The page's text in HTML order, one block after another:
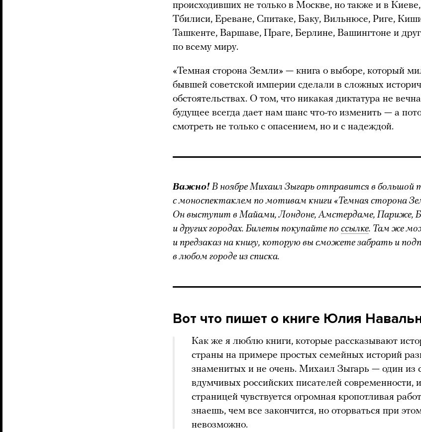
происходивших не только в Москве, но также и в
Тбилиси, Ереване, Спитаке, Баку, Вильнюсе, Риге,
Ташкенте, Варшаве, Праге, Берлине, Вашингтоне и
по всему миру.
«Темная сторона Земли» — книга о выборе, который
бывшей советской империи сделали в сложных
обстоятельствах. О том, что никакая диктатура не
будущее всегда дает нам шанс что-то изменить — а
смотреть не только с опасением, но и с надеждой.
Важно! В ноябре Михаил Зыгарь отправится в большой
с моноспектаклем по мотивам книги «Темная сторона
Он выступит в Майами, Лондоне, Амстердаме, Париже,
и других городах. Билеты покупайте по ссылке. Там же
и предзаказ на книгу, которую вы сможете забрать и
в любом городе из списка.
Вот что пишет о книге Юлия
Как же я люблю книги, которые рассказывают
страны на примере простых семейных историй
знаменитых и не очень. Михаил Зыгарь — один из
вдумчивых российских писателей современности,
страницей чувствуется огромная кропотливая
знаешь, чем все закончится, но оторваться при
невозможно.